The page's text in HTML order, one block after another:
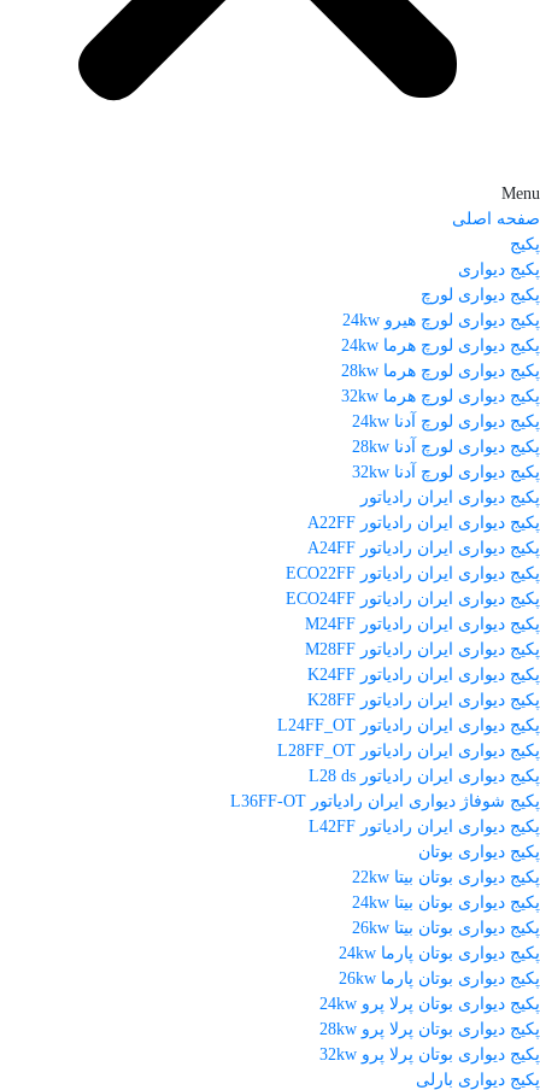
Menu
صفحه اصلی
پکیج
پکیج دیواری
پکیج دیواری لورچ
پکیج دیواری لورچ هیرو 24kw
پکیج دیواری لورچ هرما 24kw
پکیج دیواری لورچ هرما 28kw
پکیج دیواری لورچ هرما 32kw
پکیج دیواری لورچ آدنا 24kw
پکیج دیواری لورچ آدنا 28kw
پکیج دیواری لورچ آدنا 32kw
پکیج دیواری ایران رادیاتور
پکیج دیواری ایران رادیاتور A22FF
پکیج دیواری ایران رادیاتور A24FF
پکیج دیواری ایران رادیاتور ECO22FF
پکیج دیواری ایران رادیاتور ECO24FF
پکیج دیواری ایران رادیاتور M24FF
پکیج دیواری ایران رادیاتور M28FF
پکیج دیواری ایران رادیاتور K24FF
پکیج دیواری ایران رادیاتور K28FF
پکیج دیواری ایران رادیاتور L24FF_OT
پکیج دیواری ایران رادیاتور L28FF_OT
پکیج دیواری ایران رادیاتور L28 ds
پکیج شوفاژ دیواری ایران رادیاتور L36FF-OT
پکیج دیواری ایران رادیاتور L42FF
پکیج دیواری بوتان
پکیج دیواری بوتان بیتا 22kw
پکیج دیواری بوتان بیتا 24kw
پکیج دیواری بوتان بیتا 26kw
پکیج دیواری بوتان پارما 24kw
پکیج دیواری بوتان پارما 26kw
پکیج دیواری بوتان پرلا پرو 24kw
پکیج دیواری بوتان پرلا پرو 28kw
پکیج دیواری بوتان پرلا پرو 32kw
پکیج دیواری بارلی